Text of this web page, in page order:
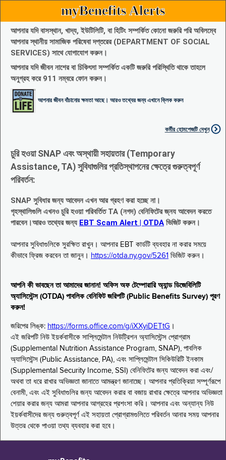
myBenefits Alerts
আপনার যদি বাসস্থান, খাদ্য, ইউটিলিটি, বা হিটিং সম্পর্কিত কোনো জরুরি পরি অবিলম্বে
আপনার স্থানীয় সামাজিক পরিষেবা দপ্তরের (DEPARTMENT OF SOCIAL
SERVICES) সাথে যোগাযোগ করুন।
আপনার যদি জীবন নাশের বা চিকিৎসা সম্পর্কিত একটি জরুরি পরিস্থিতি থাকে তাহলে
অনুগ্রহ করে 911 নম্বরে ফোন করুন।
আপনার জীবন বাঁচানোর ক্ষমতা আছে। আরও তথ্যের জন্য এখানে ক্লিক করুন
কর্মীর হোমপেজটি দেখুন
চুরি হওয়া SNAP এবং অস্থায়ী সহায়তার (Temporary
Assistance, TA) সুবিধাগুলির প্রতিস্থাপনের ক্ষেত্রে গুরুত্বপূর্ণ
পরিবর্তন:
SNAP সুবিধার জন্য আবেদন এখন আর গ্রহণ করা হচ্ছে না।
গৃহস্থালিগুলি এখনও চুরি হওয়া পরিবর্তিত TA (নগদ) বেনিফিটের জ্নয আবেদন করতে
পারবেন।আরও তথ্যের জন্য EBT Scam Alert | OTDA ভিজিট করুন।
আপনার সুবিধাগুলিকে সুরক্ষিত রাখুন। আপনার EBT কার্ডটি ব্যবহার না করার সময়ে
কীভাবে ফ্রিজ করবেন তা জানুন। https://otda.ny.gov/5261 ভিজিট করুন।
আপনি কী ভাবছেন তা আমাদের জানান! অফিস অফ টেম্পোরারি অ্যান্ড ডিজেবিলিটি
অ্যাসিস্টেন্স (OTDA) পাবলিক বেনিফিট জরিপটি (Public Benefits Survey) পূরণ
করুন!
জরিপের লিঙ্ক: https://forms.office.com/g/iXXyiDETtG ।
এই জরিপটি নিউ ইয়র্কবাসীকে সাপ্লিমেন্টাল নিউট্রিশন অ্যাসিস্টেন্স প্রোগ্রাম
(Supplemental Nutrition Assistance Program, SNAP), পাবলিক
অ্যাসিস্টেন্স (Public Assistance, PA), এবং সাপ্লিমেন্টাল সিকিউরিটি ইনকাম
(Supplemental Security Income, SSI) বেনিফিটের জন্য আবেদন করা এবং/
অথবা তা ধরে রাখার অভিজ্ঞতা জানাতে আমন্ত্রণ জানাচ্ছে। আপনার প্রতিক্রিয়া সম্পূর্ণরূপে
বেনামী, এবং এই সুবিধাগুলির জন্য আবেদন করার বা বজায় রাখার ক্ষেত্রে আপনার অভিজ্ঞতা
শেয়ার করার জন্য আমরা আপনার আগ্রহের প্রশংসা করি। আপনার এবং অন্যান্য নিউ
ইয়র্কবাসীদের জন্য গুরুত্বপূর্ণ এই সহায়তা প্রোগ্রামগুলিতে পরিবর্তন আনার সময় আপনার
উত্তর থেকে পাওয়া তথ্য ব্যবহার করা হবে।